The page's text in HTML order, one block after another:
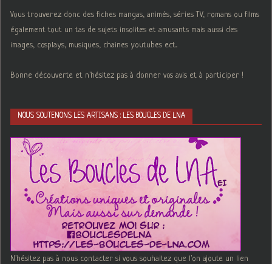
Vous trouverez donc des fiches mangas, animés, séries TV, romans ou films
également tout un tas de sujets insolites et amusants mais aussi des
images, cosplays, musiques, chaines youtubes ect...
Bonne découverte et n'hésitez pas à donner vos avis et à participer !
NOUS SOUTENONS LES ARTISANS : LES BOUCLES DE LNA
N'hésitez pas à nous contacter si vous souhaitez que l'on ajoute un lien